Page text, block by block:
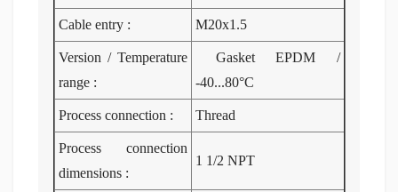
M20x1.5
Cable entry :
Gasket EPDM /
-40...80°C
Version / Temperature
range :
Thread
Process connection :
1 1/2 NPT
Process connection
dimensions :